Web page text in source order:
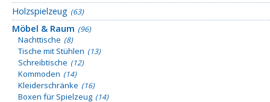
Holzspielzeug (63)
Möbel & Raum (96)
Nachttische (8)
Tische mit Stühlen (13)
Schreibtische (12)
Kommoden (14)
Kleiderschränke (16)
Boxen für Spielzeug (14)